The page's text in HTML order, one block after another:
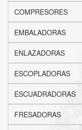
COMPRESORES
EMBALADORAS
ENLAZADORAS
ESCOPLADORAS
ESCUADRADORAS
FRESADORAS